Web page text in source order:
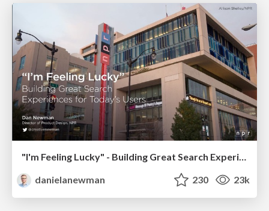
"I'm Feeling Lucky" - Building Great Search Experiences for Today's Users (#IAC19)
danielanewman
230 23k